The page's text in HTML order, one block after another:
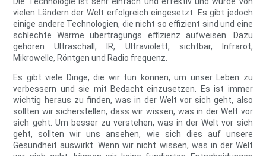
vielen Ländern der Welt erfolgreich eingesetzt. Es gibt jedoch
einige andere Technologien, die nicht so effizient sind und eine
schlechte Wärme übertragungs effizienz aufweisen. Dazu
gehören Ultraschall, IR, Ultraviolett, sichtbar, Infrarot,
Mikrowelle, Röntgen und Radio frequenz.
Es gibt viele Dinge, die wir tun können, um unser Leben zu
verbessern und sie mit Bedacht einzusetzen. Es ist immer
wichtig heraus zu finden, was in der Welt vor sich geht, also
sollten wir sicherstellen, dass wir wissen, was in der Welt vor
sich geht. Um besser zu verstehen, was in der Welt vor sich
geht, sollten wir uns ansehen, wie sich dies auf unsere
Gesundheit auswirkt. Wenn wir nicht wissen, was in der Welt